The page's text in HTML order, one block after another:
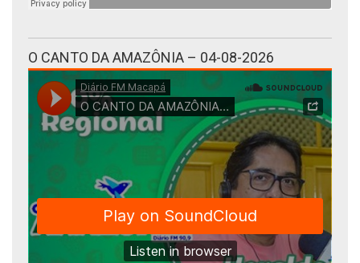
O CANTO DA AMAZÔNIA – 04-08-2026